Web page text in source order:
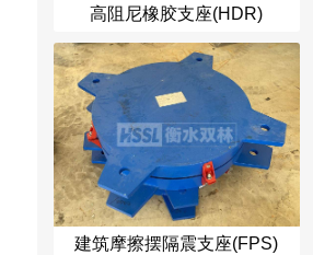
高阻尼橡胶支座(HDR)
建筑摩擦摆隔震支座(FPS)